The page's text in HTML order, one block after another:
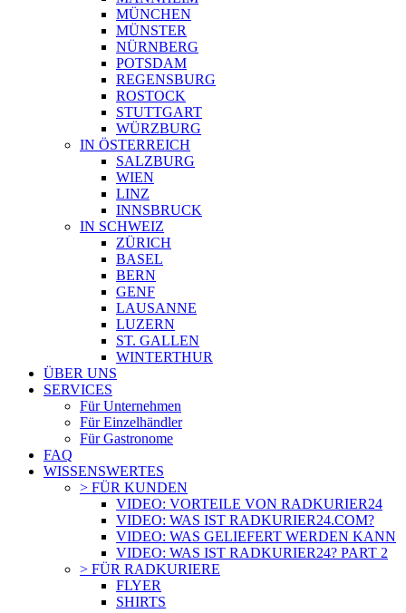
MÜNCHEN
MÜNSTER
NÜRNBERG
POTSDAM
REGENSBURG
ROSTOCK
STUTTGART
WÜRZBURG
IN ÖSTERREICH
SALZBURG
WIEN
LINZ
INNSBRUCK
IN SCHWEIZ
ZÜRICH
BASEL
BERN
GENF
LAUSANNE
LUZERN
ST. GALLEN
WINTERTHUR
ÜBER UNS
SERVICES
Für Unternehmen
Für Einzelhändler
Für Gastronome
FAQ
WISSENSWERTES
> FÜR KUNDEN
VIDEO: VORTEILE VON RADKURIER24
VIDEO: WAS IST RADKURIER24.COM?
VIDEO: WAS GELIEFERT WERDEN KANN
VIDEO: WAS IST RADKURIER24? PART 2
> FÜR RADKURIERE
FLYER
SHIRTS